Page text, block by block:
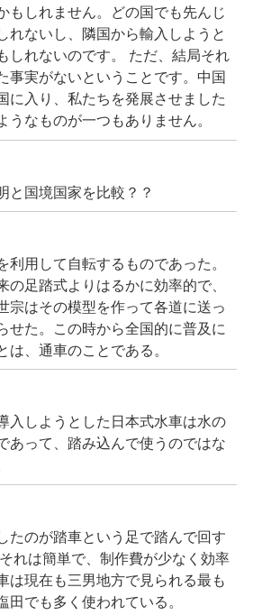
もしれません。どの国でも先んじ
れないし、隣国から輸入しようと
しれないのです。 ただ、結局それ
事実がないということです。中国
に入り、私たちを発展させました
うなものが一つもありません。
と国境国家を比較？？
利用して自転するものであった。
の足踏式よりはるかに効率的で、
宗はその模型を作って各道に送っ
せた。この時から全国的に普及に
は、通車のことである。
入しようとした日本式水車は水の
あって、踏み込んで使うのではな
たのが踏車という足で踏んで回す
れは簡単で、制作費が少なく効率
は現在も三男地方で見られる最も
田でも多く使われている。